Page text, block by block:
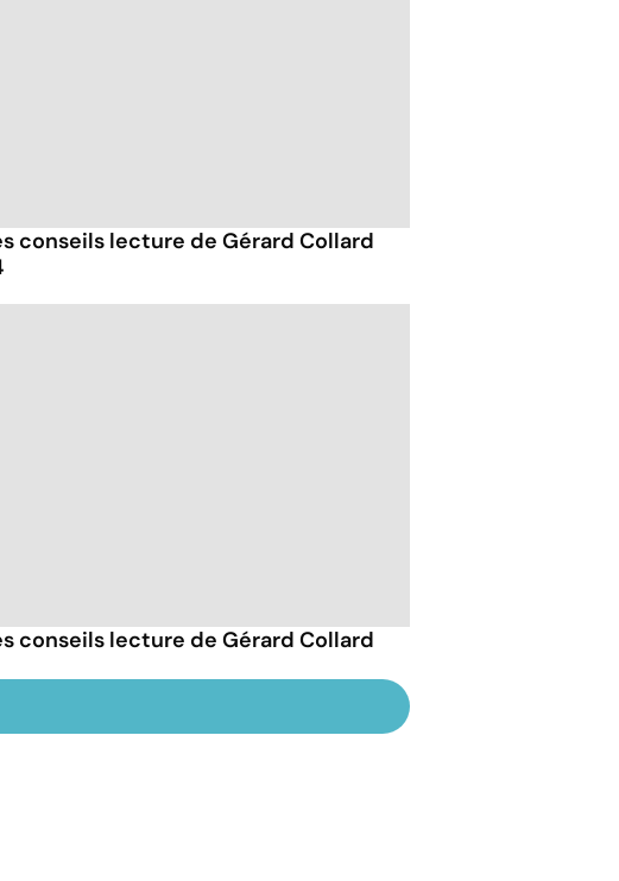
conseils lecture de Gérard Collard
conseils lecture de Gérard Collard